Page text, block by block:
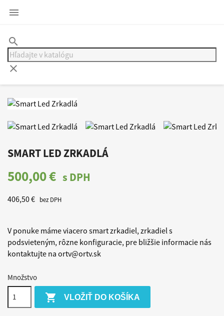

search
clear
SMART LED ZRKADLÁ
500,00 € s DPH
406,50 € bez DPH
V ponuke máme viacero smart zrkadiel, zrkadiel s
podsvieteným, rôzne konfiguracie, pre bližšie informacie nás
kontaktujte na ortv@ortv.sk
Množstvo
 VLOŽIŤ DO KOŠÍKA